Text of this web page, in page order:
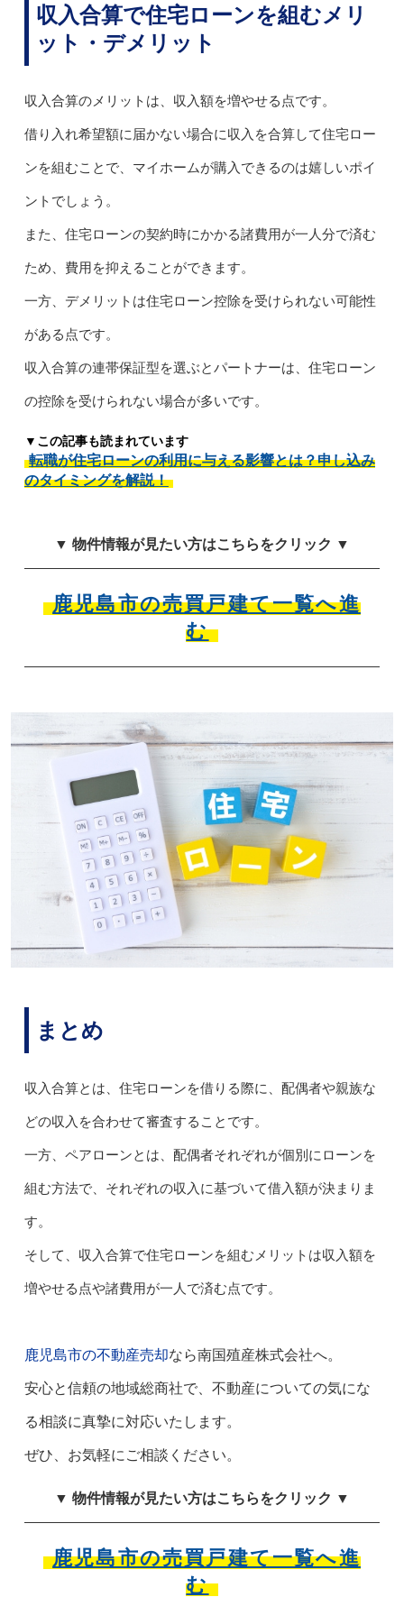
収入合算で住宅ローンを組むメリ
ット・デメリット
収入合算のメリットは、収入額を増やせる点です。
借り入れ希望額に届かない場合に収入を合算して住宅ロー
ンを組むことで、マイホームが購入できるのは嬉しいポイ
ントでしょう。
また、住宅ローンの契約時にかかる諸費用が一人分で済む
ため、費用を抑えることができます。
一方、デメリットは住宅ローン控除を受けられない可能性
がある点です。
収入合算の連帯保証型を選ぶとパートナーは、住宅ローン
の控除を受けられない場合が多いです。
▼この記事も読まれています
転職が住宅ローンの利用に与える影響とは？申し込み
のタイミングを解説！
▼ 物件情報が見たい方はこちらをクリック ▼
鹿児島市の売買戸建て一覧へ進
む
まとめ
収入合算とは、住宅ローンを借りる際に、配偶者や親族な
どの収入を合わせて審査することです。
一方、ペアローンとは、配偶者それぞれが個別にローンを
組む方法で、それぞれの収入に基づいて借入額が決まりま
す。
そして、収入合算で住宅ローンを組むメリットは収入額を
増やせる点や諸費用が一人で済む点です。
鹿児島市の不動産売却なら南国殖産株式会社へ。
安心と信頼の地域総商社で、不動産についての気にな
る相談に真摯に対応いたします。
ぜひ、お気軽にご相談ください。
▼ 物件情報が見たい方はこちらをクリック ▼
鹿児島市の売買戸建て一覧へ進
む